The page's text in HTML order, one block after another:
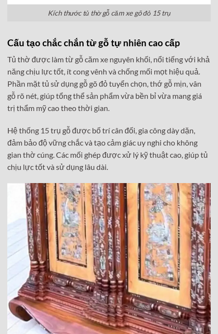
Kích thước tủ thờ gỗ căm xe gõ đỏ 15 trụ
Cấu tạo chắc chắn từ gỗ tự nhiên cao cấp
Tủ thờ được làm từ gỗ căm xe nguyên khối, nổi tiếng với khả
năng chịu lực tốt, ít cong vênh và chống mối mọt hiệu quả.
Phần mặt tủ sử dụng gỗ gõ đỏ tuyển chọn, thớ gỗ mịn, vân
gỗ rõ nét, giúp tổng thể sản phẩm vừa bền bỉ vừa mang giá
trị thẩm mỹ cao theo thời gian.
Hệ thống 15 trụ gỗ được bố trí cân đối, gia công dày dặn,
đảm bảo độ vững chắc và tạo cảm giác uy nghi cho không
gian thờ cúng. Các mối ghép được xử lý kỹ thuật cao, giúp tủ
chịu lực tốt và sử dụng lâu dài.